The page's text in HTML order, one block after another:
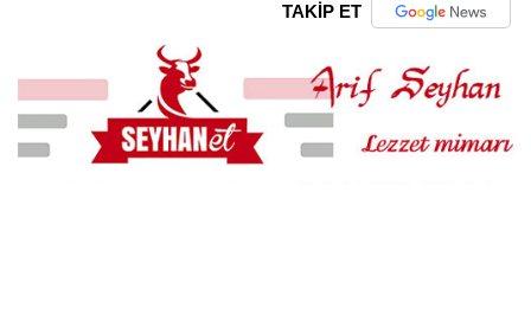
TAKİP ET